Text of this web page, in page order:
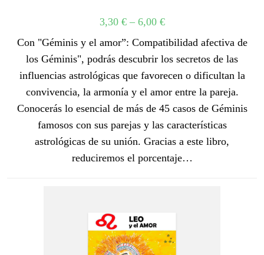
3,30 €– 6,00 €
Con "Géminis y el amor”: Compatibilidad afectiva de
los Géminis", podrás descubrir los secretos de las
influencias astrológicas que favorecen o dificultan la
convivencia, la armonía y el amor entre la pareja.
Conocerás lo esencial de más de 45 casos de Géminis
famosos con sus parejas y las características
astrológicas de su unión. Gracias a este libro,
reduciremos el porcentaje…